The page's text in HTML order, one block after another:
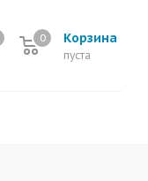
Корзина
0
пуста
0